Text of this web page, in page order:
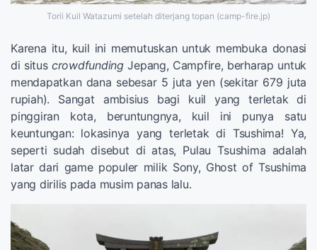
Torii Kuil Watazumi setelah diterjang topan (camp-fire.jp)
Karena itu, kuil ini memutuskan untuk membuka donasi
di situs crowdfundingJepang, Campfire, berharap untuk
mendapatkan dana sebesar 5 juta yen (sekitar 679 juta
rupiah). Sangat ambisius bagi kuil yang terletak di
pinggiran kota, beruntungnya, kuil ini punya satu
keuntungan: lokasinya yang terletak di Tsushima! Ya,
seperti sudah disebut di atas, Pulau Tsushima adalah
latar dari game populer milik Sony, Ghost of Tsushima
yang dirilis pada musim panas lalu.